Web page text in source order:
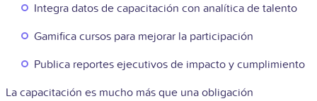
Integra datos de capacitación con analítica de talento
Gamifica cursos para mejorar la participación
Publica reportes ejecutivos de impacto y cumplimiento
La capacitación es mucho más que una obligación